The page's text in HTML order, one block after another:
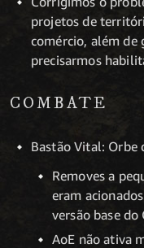
projetos de
comércio, além de
precisarmos
COMBATE
Bastão Vital: Orbe
Removes a
eram
versão base do
AoE não ativa